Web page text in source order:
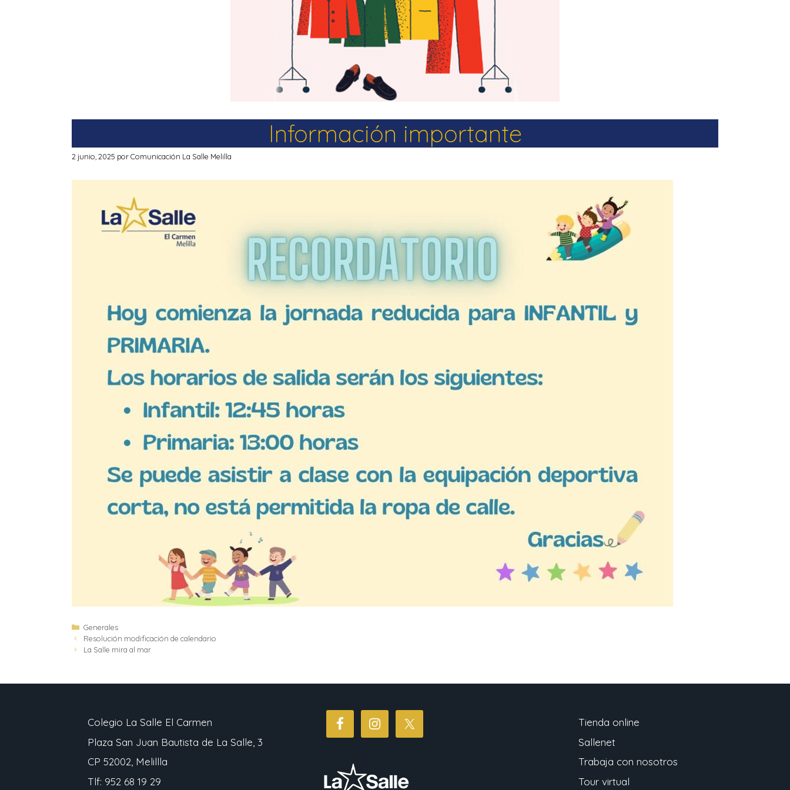
La Salle en el mundo
Vocación lasaliana
Información importante
2 junio, 2025 porComunicación La Salle Melilla
Generales
Resolución modificación de calendario
La Salle mira al mar
Colegio La Salle El Carmen
Plaza San Juan Bautista de La Salle, 3
CP 52002, Melillla
Tlf: 952 68 19 29
Tienda online
Sallenet
Trabaja con nosotros
Tour virtual